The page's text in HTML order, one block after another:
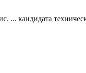
... кандидата